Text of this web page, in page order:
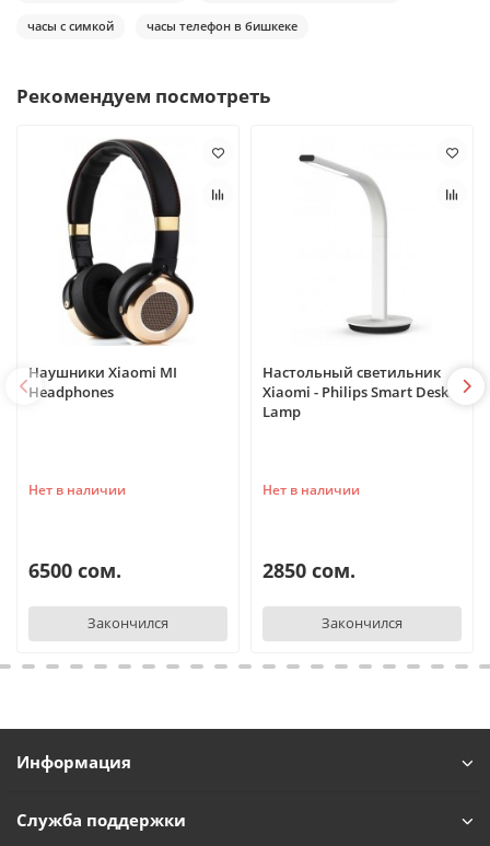
часы с симкой часы телефон в бишкеке
Рекомендуем посмотреть
Наушники Xiaomi MI
Headphones
Нет в наличии
6500 сом.
Закончился
Настольный светильник
Xiaomi - Philips Smart Desk
Lamp
Нет в наличии
2850 сом.
Закончился
Информация
Служба поддержки